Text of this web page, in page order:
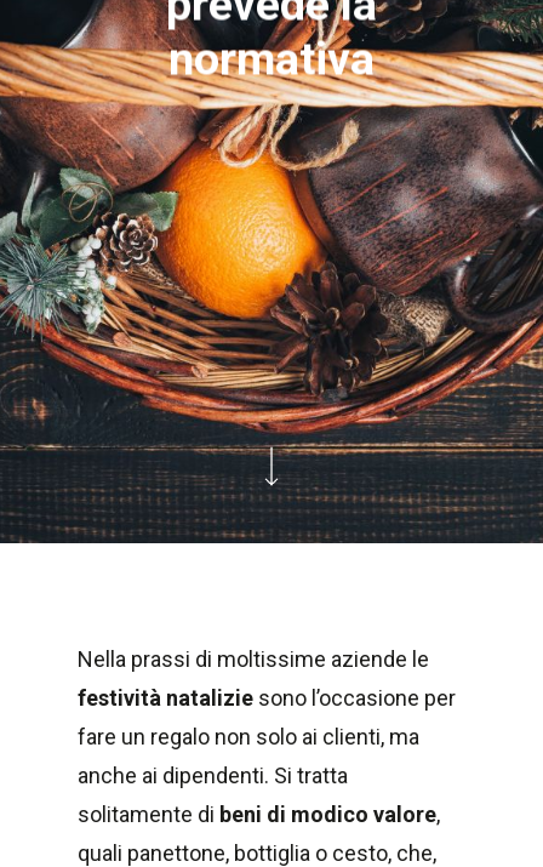
normativa
Nella prassi di moltissime aziende le
festività natalizie sono l’occasione per
fare un regalo non solo ai clienti, ma
anche ai dipendenti. Si tratta
solitamente di beni di modico valore,
quali panettone, bottiglia o cesto, che,